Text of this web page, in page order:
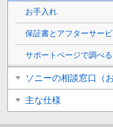
お手入れ
保証書とアフターサービ
サポートページで調べる
ソニーの相談窓口（
主な仕様